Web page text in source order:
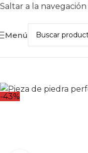
Saltar a la navegación
Menú
-43%